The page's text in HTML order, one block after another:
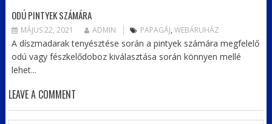
ODÚ PINTYEK SZÁMÁRA
MÁJUS 22, 2021 ADMIN PAPAGÁJ, WEBÁRUHÁZ
A díszmadarak tenyésztése során a pintyek számára megfelelő
odú vagy fészkelődoboz kiválasztása során könnyen mellé
lehet...
LEAVE A COMMENT